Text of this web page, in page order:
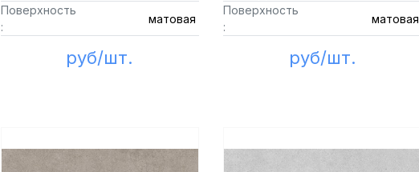
Поверхность
:
матовая
руб/шт.
Поверхность
:
матовая
руб/шт.